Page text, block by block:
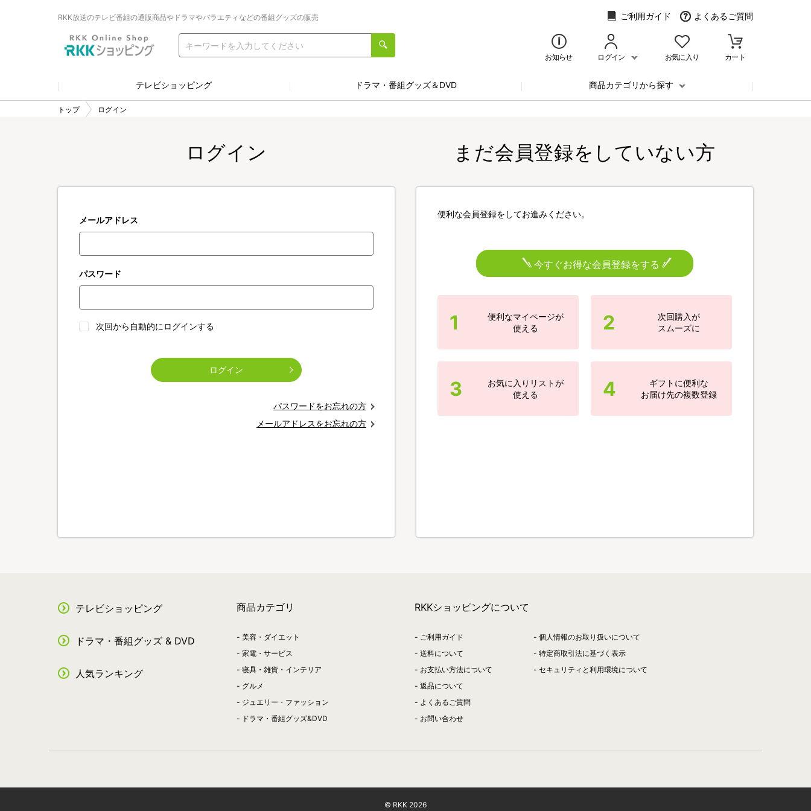
RKK放送のテレビ番組の通販商品やドラマやバラエティなどの番組グッズの販売 ご利用ガイド よくあるご質問
お知らせ ログイン お気に入り カート
テレビショッピング ドラマ・番組グッズ＆DVD 商品カテゴリから探す
トップ ログイン
ログイン
メールアドレス
パスワード
次回から自動的にログインする
ログイン
パスワードをお忘れの方
メールアドレスをお忘れの方
まだ会員登録をしていない方
便利な会員登録をしてお進みください。
今すぐお得な会員登録をする
1
便利なマイページが
使える
2
次回購入が
スムーズに
3
お気に入りリストが
使える
4
ギフトに便利な
お届け先の複数登録
テレビショッピング
ドラマ・番組グッズ & DVD
人気ランキング
商品カテゴリ
美容・ダイエット
家電・サービス
寝具・雑貨・インテリア
グルメ
ジュエリー・ファッション
ドラマ・番組グッズ&DVD
RKKショッピングについて
ご利用ガイド
送料について
お支払い方法について
返品について
よくあるご質問
お問い合わせ
個人情報のお取り扱いについて
特定商取引法に基づく表示
セキュリティと利用環境について
© RKK 2026